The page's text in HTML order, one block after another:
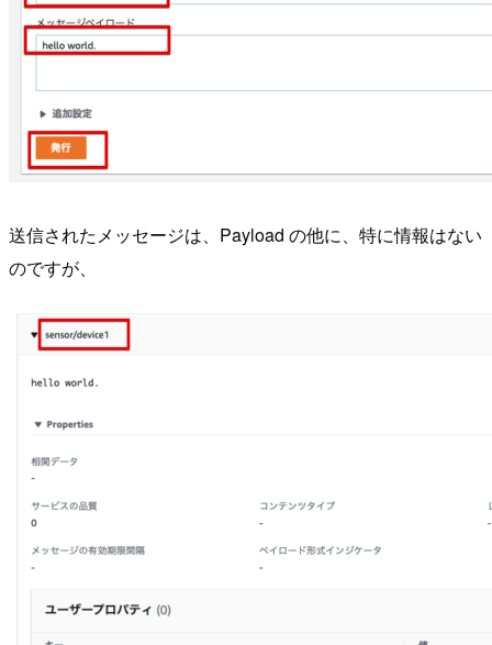
送信されたメッセージは、Payload の他に、特に情報はない
のですが、